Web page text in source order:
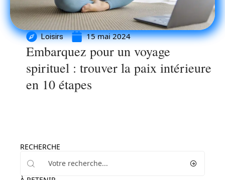
Loisirs 15 mai 2024
Embarquez pour un voyage
spirituel : trouver la paix intérieure
en 10 étapes
RECHERCHE